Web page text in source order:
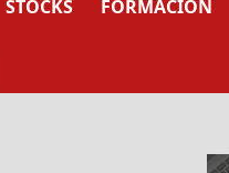
STOCKS FORMACION